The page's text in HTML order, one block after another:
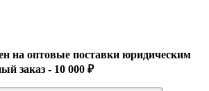
на оптовые поставки юридическим
заказ - 10 000 ₽